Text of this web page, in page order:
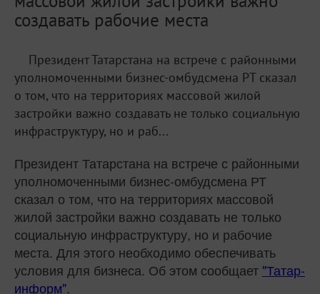
создавать рабочие места
Президент Татарстана на встрече с районными
уполномоченными бизнес-омбудсмена РТ сказал
о том, что на территориях массовой жилой
застройки важно создавать не только социальную
инфраструктуру, но и раб...
Президент Татарстана на встрече с районными
уполномоченными бизнес-омбудсмена РТ
сказал о том, что на территориях массовой
жилой застройки важно создавать не только
социальную инфраструктуру, но и рабочие
места. Для этого необходимо обеспечивать
условия для бизнеса. Об этом сообщает "Татар-
информ".